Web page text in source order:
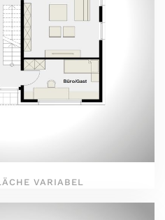
VARIABEL